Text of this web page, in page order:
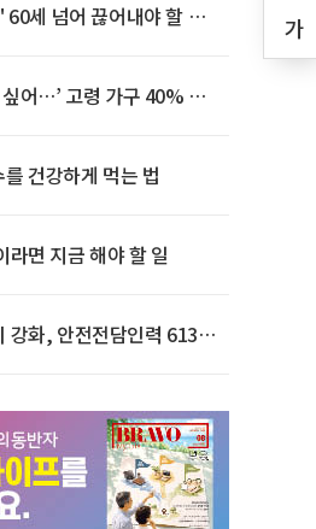
가
세 넘어 끊어내야 할 사
어…’ 고령 가구 40% 노
건강하게 먹는 법
라면 지금 해야 할 일
강화, 안전전담인력 613명